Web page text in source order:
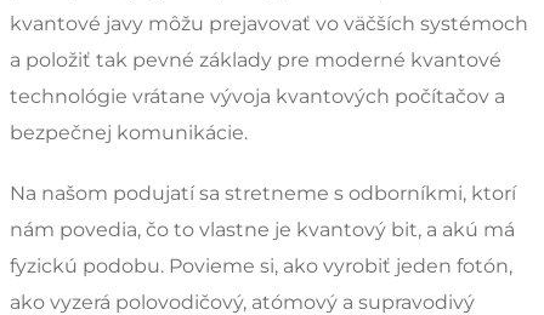
kvantové javy môžu prejavovať vo väčších systémoch
a položiť tak pevné základy pre moderné kvantové
technológie vrátane vývoja kvantových počítačov a
bezpečnej komunikácie.
Na našom podujatí sa stretneme s odborníkmi, ktorí
nám povedia, čo to vlastne je kvantový bit, a akú má
fyzickú podobu. Povieme si, ako vyrobiť jeden fotón,
ako vyzerá polovodičový, atómový a supravodivý